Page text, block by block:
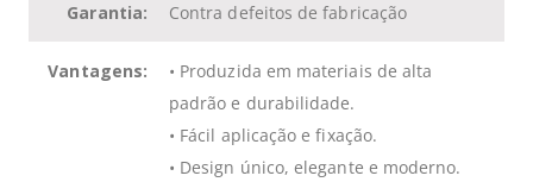
Garantia: Contra defeitos de fabricação
Vantagens:
• Produzida em materiais de alta
padrão e durabilidade.
• Fácil aplicação e fixação.
• Design único, elegante e moderno.